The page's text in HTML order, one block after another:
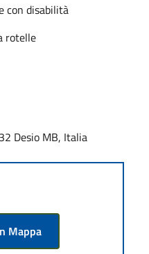
con disabilità
rotelle
Desio MB, Italia
Mappa